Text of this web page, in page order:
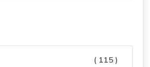
( 115 )